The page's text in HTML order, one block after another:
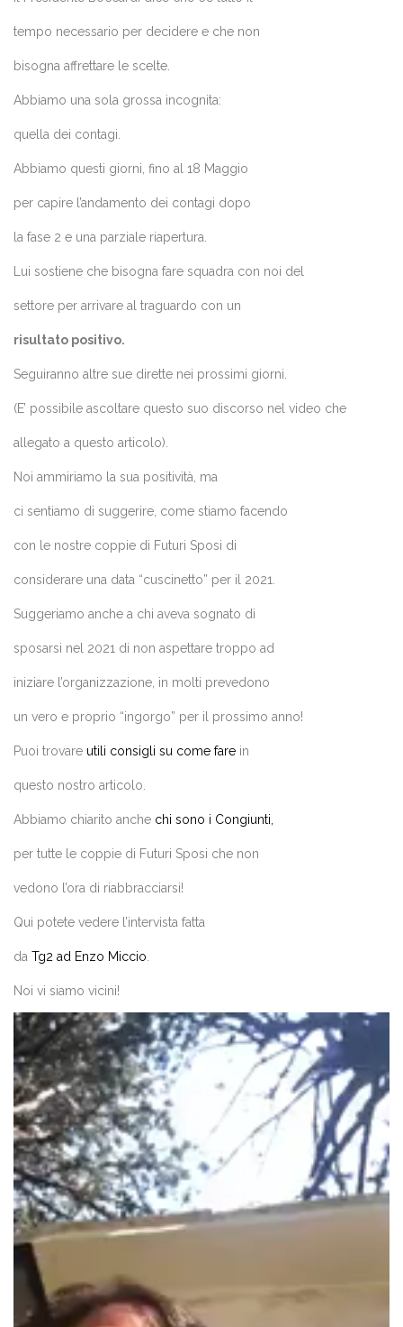
tempo necessario per decidere e che non
bisogna affrettare le scelte.
Abbiamo una sola grossa incognita:
quella dei contagi.
Abbiamo questi giorni, fino al 18 Maggio
per capire l’andamento dei contagi dopo
la fase 2 e una parziale riapertura.
Lui sostiene che bisogna fare squadra con noi del
settore per arrivare al traguardo con un
risultato positivo.
Seguiranno altre sue dirette nei prossimi giorni.
(E’ possibile ascoltare questo suo discorso nel video che
allegato a questo articolo).
Noi ammiriamo la sua positività, ma
ci sentiamo di suggerire, come stiamo facendo
con le nostre coppie di Futuri Sposi di
considerare una data “cuscinetto” per il 2021.
Suggeriamo anche a chi aveva sognato di
sposarsi nel 2021 di non aspettare troppo ad
iniziare l’organizzazione, in molti prevedono
un vero e proprio “ingorgo” per il prossimo anno!
Puoi trovare utili consigli su come fare in
questo nostro articolo.
Abbiamo chiarito anche chi sono i Congiunti,
per tutte le coppie di Futuri Sposi che non
vedono l’ora di riabbracciarsi!
Qui potete vedere l’intervista fatta
da Tg2 ad Enzo Miccio
Noi vi siamo vicini!